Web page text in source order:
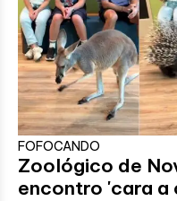
FOFOCANDO
Zoológico de
encontro 'cara a